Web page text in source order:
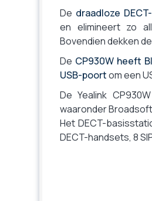
De draadloze
en elimineert zo
Bovendien dekken
De CP930W heeft
USB-poortom een
De Yealink
waaronder
Het DECT-
DECT-handsets, 8